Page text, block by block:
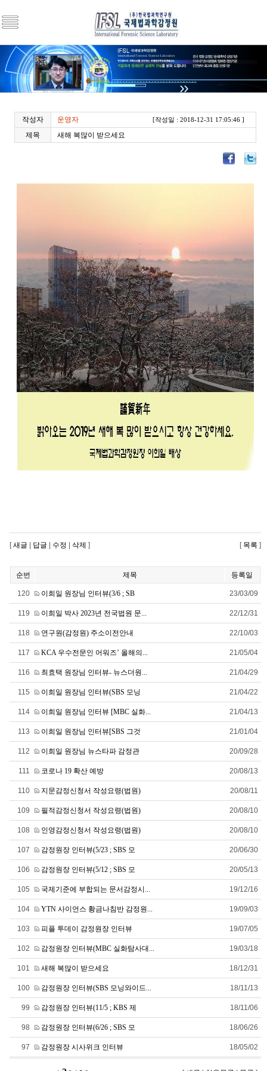
작성자 운영자 [작성일 : 2018-12-31 17:05:46 ]
제목 새해 복많이 받으세요
[새글 답글 수정 삭제 ] [ 목록 ]
순번 제목 등록일
120 이희일 원장님 인터뷰(3/6 ; SB 23/03/09
119 이희일 박사 2023년 전국법원 문... 22/12/31
118 연구원(감정원) 주소이전안내 22/10/03
117 KCA 우수전문인 어워즈’ 올해의 ... 21/05/04
116 최효택 원장님 인터뷰- 뉴스더원 ... 21/04/29
115 이희일 원장님 인터뷰(SBS 모닝 21/04/22
114 이희일 원장님 인터뷰 [MBC 실화... 21/04/13
113 이희일 원장님 인터뷰[SBS 그것 21/01/04
112 이희일 원장님 뉴스타파 감정관 20/09/28
111 코로나 19 확산 예방 20/08/13
110 지문감정신청서 작성요령(법원) 20/08/11
109 필적감정신청서 작성요령(법원) 20/08/10
108 인영감정신청서 작성요령(법원) 20/08/10
107 감정원장 인터뷰(5/23 ; SBS 모 20/06/30
106 감정원장 인터뷰(5/12 ; SBS 모 20/05/13
105 국제기준에 부합되는 문서감정시 ... 19/12/16
104 YTN 사이언스 황금나침반 감정원 ... 19/09/03
103 피플 투데이 감정원장 인터뷰 19/07/05
102 감정원장 인터뷰(MBC 실화탐사대 ... 19/03/18
101 새해 복많이 받으세요 18/12/31
100 감정원장 인터뷰(SBS 모닝와이드... 18/11/13
99 감정원장 인터뷰(11/5 ; KBS 제 18/11/06
98 감정원장 인터뷰(6/26 ; SBS 모 18/06/26
97 감정원장 시사위크 인터뷰 18/05/02